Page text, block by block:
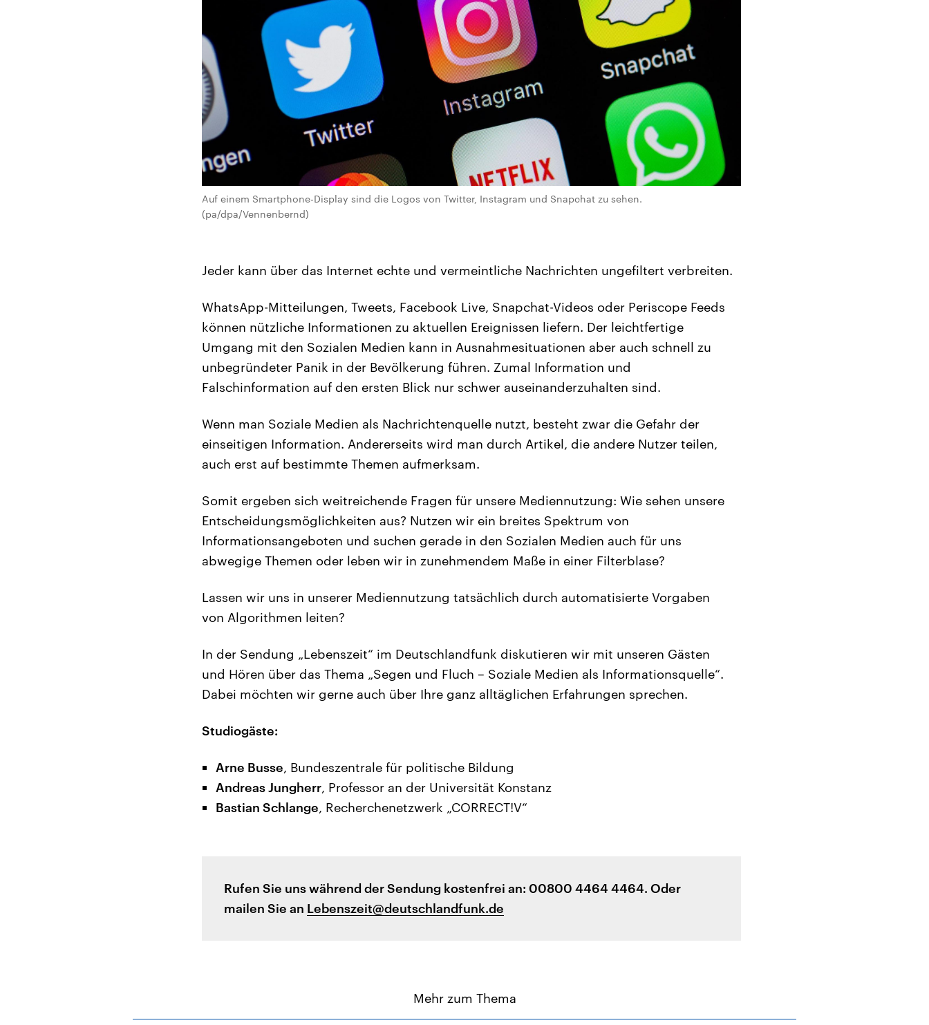
Auf einem Smartphone-Display sind die Logos von Twitter, Instagram und Snapchat zu sehen.
(pa/dpa/Vennenbernd)
Jeder kann über das Internet echte und vermeintliche Nachrichten ungefiltert verbreiten.
WhatsApp-Mitteilungen, Tweets, Facebook Live, Snapchat-Videos oder Periscope Feeds
können nützliche Informationen zu aktuellen Ereignissen liefern. Der leichtfertige
Umgang mit den Sozialen Medien kann in Ausnahmesituationen aber auch schnell zu
unbegründeter Panik in der Bevölkerung führen. Zumal Information und
Falschinformation auf den ersten Blick nur schwer auseinanderzuhalten sind.
Wenn man Soziale Medien als Nachrichtenquelle nutzt, besteht zwar die Gefahr der
einseitigen Information. Andererseits wird man durch Artikel, die andere Nutzer teilen,
auch erst auf bestimmte Themen aufmerksam.
Somit ergeben sich weitreichende Fragen für unsere Mediennutzung: Wie sehen unsere
Entscheidungsmöglichkeiten aus? Nutzen wir ein breites Spektrum von
Informationsangeboten und suchen gerade in den Sozialen Medien auch für uns
abwegige Themen oder leben wir in zunehmendem Maße in einer Filterblase?
Lassen wir uns in unserer Mediennutzung tatsächlich durch automatisierte Vorgaben
von Algorithmen leiten?
In der Sendung „Lebenszeit“ im Deutschlandfunk diskutieren wir mit unseren Gästen
und Hören über das Thema „Segen und Fluch – Soziale Medien als Informationsquelle“.
Dabei möchten wir gerne auch über Ihre ganz alltäglichen Erfahrungen sprechen.
Studiogäste:
Arne Busse, Bundeszentrale für politische Bildung
Andreas Jungherr, Professor an der Universität Konstanz
Bastian Schlange, Recherchenetzwerk „CORRECT!V“
Rufen Sie uns während der Sendung kostenfrei an: 00800 4464 4464. Oder
mailen Sie an Lebenszeit@deutschlandfunk.de
Mehr zum Thema